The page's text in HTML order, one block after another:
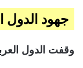
جهود الدول
وقفت الدول